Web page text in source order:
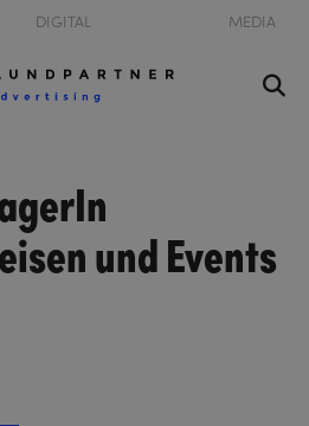
DIGITAL MEDIA
und Events